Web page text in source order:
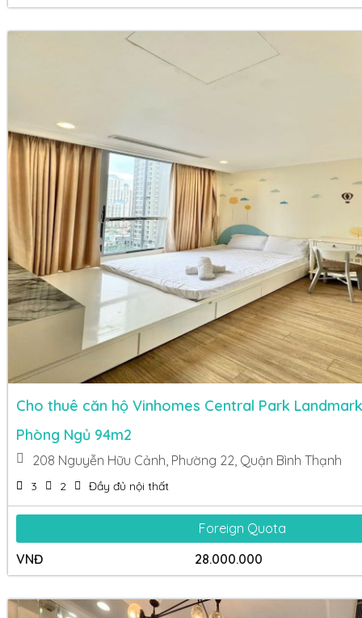
Cho thuê căn hộ Vinhomes Central Park
Phòng Ngủ 94m2
208 Nguyễn Hữu Cảnh, Phường 22, Quận Bình Thạnh
3 2 Đầy đủ nội thất
Foreign Quota
VNĐ
28.000.000